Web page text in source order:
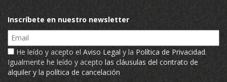
Inscríbete en nuestro newsletter
Email
He leído y acepto el Aviso Legal y la Política de Privacidad.
Igualmente he leído y acepto las cláusulas del contrato de
alquiler y la política de cancelación